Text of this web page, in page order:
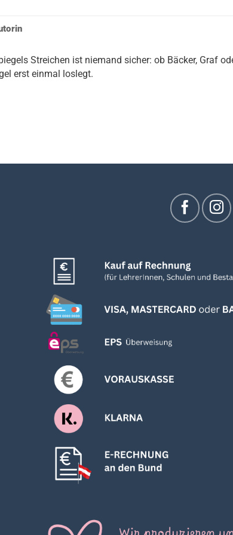
Streichen ist niemand sicher: ob Bäcker, Graf
erst einmal loslegt.